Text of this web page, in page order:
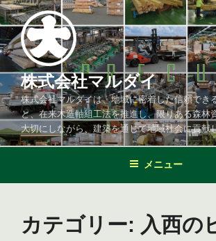
コ
ン
テ
ン
ツ
へ
ス
キ
ッ
株式会社マルダイ
株式会社マルダイは、地域に密着した信頼でき
と、在来木造軸組工法を推進し、限りある森林
大切にしながら、建築を通じて地域社会に貢献
メニュー
カテゴリー: 入西の